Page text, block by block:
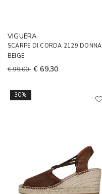
VIGUERA
SCARPE DI CORDA 2129 DONNA
BEIGE
€ 99,00 € 69,30
30%